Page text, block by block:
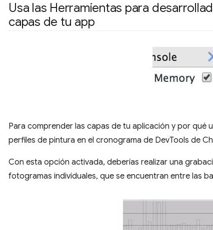
Usa las Herramientas para
capas de tu app
Para comprender las capas de tu aplicación y por qué
perfiles de pintura en el cronograma de DevTools de
Con esta opción activada, deberías realizar una
fotogramas individuales, que se encuentran entre las